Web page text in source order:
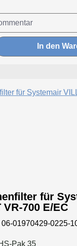
In den
für
700 E/EC
06-01970429-0225-
Pak 35